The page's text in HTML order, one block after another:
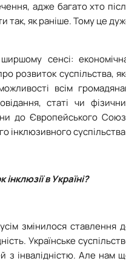
адже багато хто
так, як раніше. Тому це
сенсі:
розвиток суспільства,
всім
статі чи
до Європейського
інклюзивного
в Україні?
змінилося ставлення
Українське
з інвалідністю. Але нам